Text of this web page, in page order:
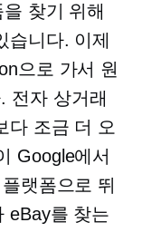
찾기 위해
습니다. 이제
으로 가서 원
전자 상거래
다 조금 더 오
Google에서
랫폼으로 뛰
eBay를 찾는